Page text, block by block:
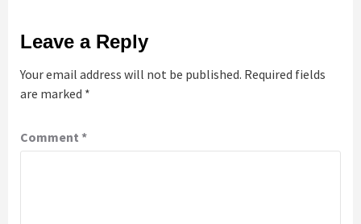
Leave a Reply
Your email address will not be published. Required fields
are marked *
Comment *